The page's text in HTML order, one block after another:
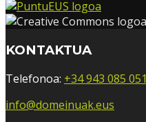
KONTAKTUA
Telefonoa: +34 943 085 051
info@domeinuak.eus